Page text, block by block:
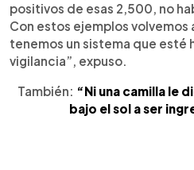
positivos de esas 2,500, no
Con estos ejemplos volvemos
tenemos un sistema que esté
vigilancia”, expuso.
También: “Ni una camilla le
bajo el sol a ser